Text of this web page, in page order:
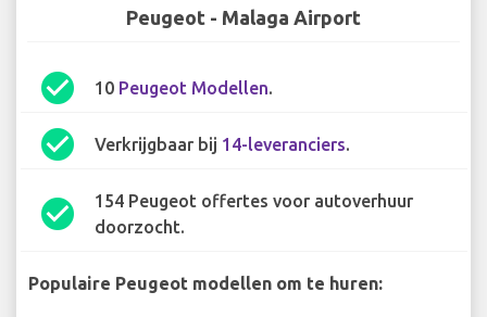
Peugeot - Malaga Airport
check_circle 10 Peugeot Modellen.
check_circle Verkrijgbaar bij 14-leveranciers.
check_circle
154 Peugeot offertes voor autoverhuur
doorzocht.
Populaire Peugeot modellen om te huren: